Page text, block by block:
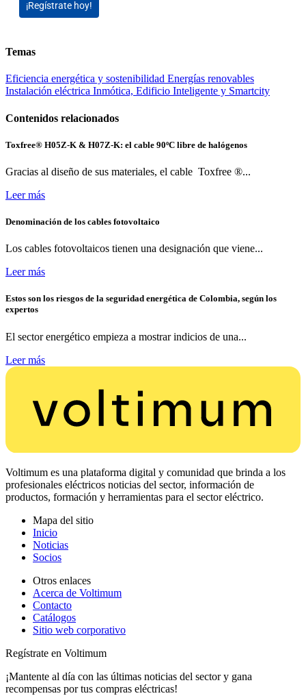
¡Regístrate hoy!
Temas
Eficiencia energética y sostenibilidad Energías renovables
Instalación eléctrica Inmótica, Edificio Inteligente y Smartcity
Contenidos relacionados
Toxfree® H05Z-K & H07Z-K: el cable 90ºC libre de halógenos
Gracias al diseño de sus materiales, el cable Toxfree ®...
Leer más
Denominación de los cables fotovoltaico
Los cables fotovoltaicos tienen una designación que viene...
Leer más
Estos son los riesgos de la seguridad energética de Colombia, según los
expertos
El sector energético empieza a mostrar indicios de una...
Leer más
Voltimum es una plataforma digital y comunidad que brinda a los
profesionales eléctricos noticias del sector, información de
productos, formación y herramientas para el sector eléctrico.
Mapa del sitio
Inicio
Noticias
Socios
Otros enlaces
Acerca de Voltimum
Contacto
Catálogos
Sitio web corporativo
Regístrate en Voltimum
¡Mantente al día con las últimas noticias del sector y gana
recompensas por tus compras eléctricas!